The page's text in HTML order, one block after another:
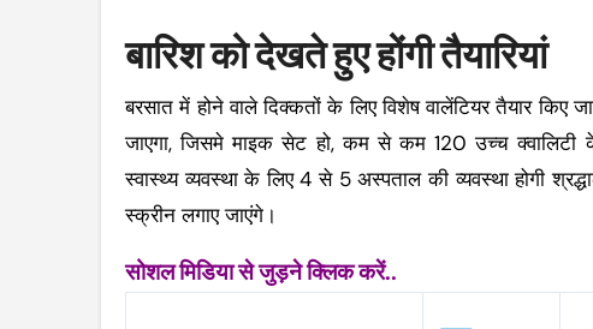
बारिश को देखते हुए होंगी तैयारियां
बरसात में होने वाले दिक्कतों के लिए विशेष वालेंटियर तैयार किए
जाएगा, जिसमे माइक सेट हो, कम से कम 120 उच्च क्वालिटी
स्वास्थ्य व्यवस्था के लिए 4 से 5 अस्पताल की व्यवस्था होगी
स्क्रीन लगाए जाएंगे।
सोशल मिडिया से जुड़ने क्लिक करें..